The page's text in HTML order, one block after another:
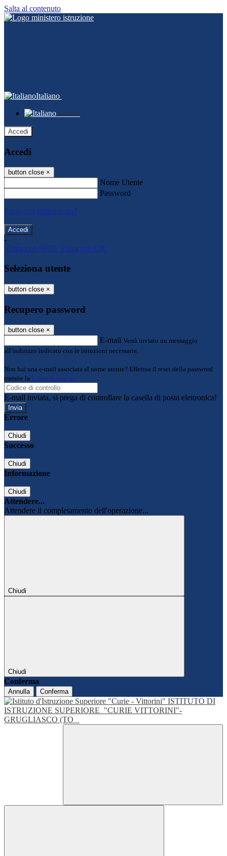
Salta al contenuto
Italiano
Italiano
Accedi
Accedi
button close ×
Nome Utente
Password
Password dimenticata?
-
Entra con SPID Entra con CIE
Seleziona utente
button close ×
Recupero password
button close ×
E-mail Verrà inviato un messaggio
all'indirizzo indicato con le istruzioni necessarie.
Non hai una e-mail associata al nome utente? Effettua il reset della password
tramite la Login Spaggiari
E-mail inviata, si prega di controllare la casella di posta elettronica!
Errore
Chiudi
Successo
Chiudi
Informazione
Chiudi
Attendere...
Attendere il completamento dell'operazione...
Chiudi
Chiudi
Conferma
Annulla Conferma
ISTITUTO DI
ISTRUZIONE SUPERIORE "CURIE VITTORINI"-
GRUGLIASCO (TO